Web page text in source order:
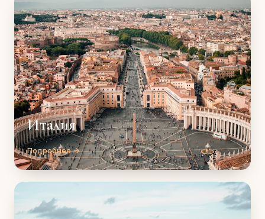
Италия
Подробнее →